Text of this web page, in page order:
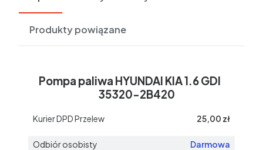
Produkty powiązane
Pompa paliwa HYUNDAI KIA 1.6 GDI
35320-2B420
Kurier DPD Przelew 25,00 zł
Odbiór osobisty Darmowa